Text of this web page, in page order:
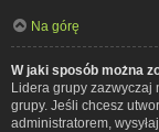
Na górę
W jaki sposób można
Lidera grupy zazwyczaj
grupy. Jeśli chcesz
administratorem,